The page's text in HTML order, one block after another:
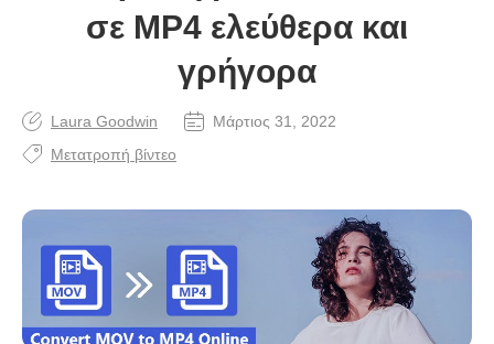
σε MP4 ελεύθερα και
γρήγορα
Laura Goodwin
Μάρτιος 31, 2022
Μετατροπή βίντεο